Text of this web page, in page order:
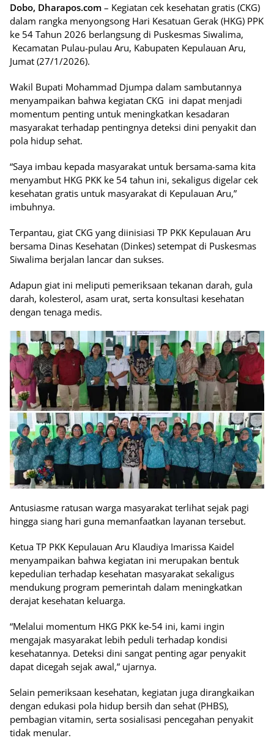
Dobo, Dharapos.com – Kegiatan cek kesehatan gratis (CKG)
dalam rangka menyongsong Hari Kesatuan Gerak (HKG) PPK
ke 54 Tahun 2026 berlangsung di Puskesmas Siwalima,
Kecamatan Pulau-pulau Aru, Kabupaten Kepulauan Aru,
Jumat (27/1/2026).
Wakil Bupati Mohammad Djumpa dalam sambutannya
menyampaikan bahwa kegiatan CKG ini dapat menjadi
momentum penting untuk meningkatkan kesadaran
masyarakat terhadap pentingnya deteksi dini penyakit dan
pola hidup sehat.
“Saya imbau kepada masyarakat untuk bersama-sama kita
menyambut HKG PKK ke 54 tahun ini, sekaligus digelar cek
kesehatan gratis untuk masyarakat di Kepulauan Aru,”
imbuhnya.
Terpantau, giat CKG yang diinisiasi TP PKK Kepulauan Aru
bersama Dinas Kesehatan (Dinkes) setempat di Puskesmas
Siwalima berjalan lancar dan sukses.
Adapun giat ini meliputi pemeriksaan tekanan darah, gula
darah, kolesterol, asam urat, serta konsultasi kesehatan
dengan tenaga medis.
Antusiasme ratusan warga masyarakat terlihat sejak pagi
hingga siang hari guna memanfaatkan layanan tersebut.
Ketua TP PKK Kepulauan Aru Klaudiya Imarissa Kaidel
menyampaikan bahwa kegiatan ini merupakan bentuk
kepedulian terhadap kesehatan masyarakat sekaligus
mendukung program pemerintah dalam meningkatkan
derajat kesehatan keluarga.
“Melalui momentum HKG PKK ke-54 ini, kami ingin
mengajak masyarakat lebih peduli terhadap kondisi
kesehatannya. Deteksi dini sangat penting agar penyakit
dapat dicegah sejak awal,” ujarnya.
Selain pemeriksaan kesehatan, kegiatan juga dirangkaikan
dengan edukasi pola hidup bersih dan sehat (PHBS),
pembagian vitamin, serta sosialisasi pencegahan penyakit
tidak menular.